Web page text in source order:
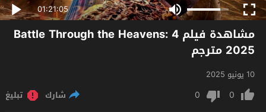
01:21:05
مشاهدة فيلم Battle Through the Heavens: 4
2025 مترجم
10 يونيو 2025
0
0 شارك تبليغ